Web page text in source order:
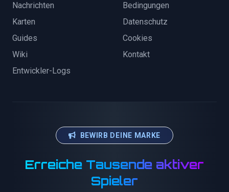
Nachrichten
Karten
Guides
Wiki
Entwickler-Logs
Bedingungen
Datenschutz
Cookies
Kontakt
BEWIRB DEINE MARKE
Erreiche Tausende aktiver
Spieler